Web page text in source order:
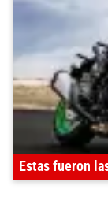
Estas fueron